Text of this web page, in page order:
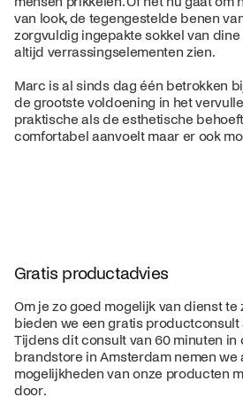
van look, de tegengestelde benen
zorgvuldig ingepakte sokkel van
altijd verrassingselementen zien.
Marc is al sinds dag één betrokken
de grootste voldoening in het
praktische als de esthetische
comfortabel aanvoelt maar er ook
Gratis productadvies
Om je zo goed mogelijk van dienst te
bieden we een gratis productconsult
Tijdens dit consult van 60 minuten in
brandstore in Amsterdam nemen we
mogelijkheden van onze producten
door.